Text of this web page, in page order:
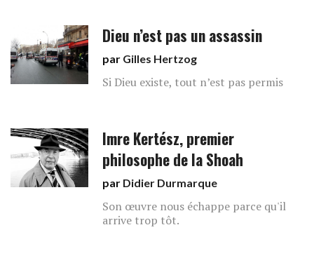
Dieu n’est pas un assassin
par Gilles Hertzog
Si Dieu existe, tout n’est pas permis
Imre Kertész, premier
philosophe de la Shoah
par Didier Durmarque
Son œuvre nous échappe parce qu'il
arrive trop tôt.